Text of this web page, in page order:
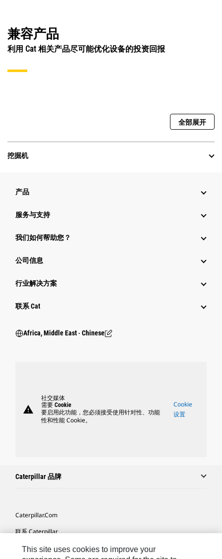
兼容产品
利用 Cat 相关产品尽可能优化设备的投资回报
全部展开
挖掘机
产品
服务与支持
我们如何帮助您？
公司信息
行业解决方案
行业
联系 Cat
Africa, Middle East ‧ Chinese
warning
社交媒体
需要 Cookie
要启用此功能，您必须接受使用针对性、功能
性和性能 Cookie。
Cookie
设置
Caterpillar 品牌
Caterpillar.com
联系 Caterpillar
我的营销首选项
This site uses cookies to improve your